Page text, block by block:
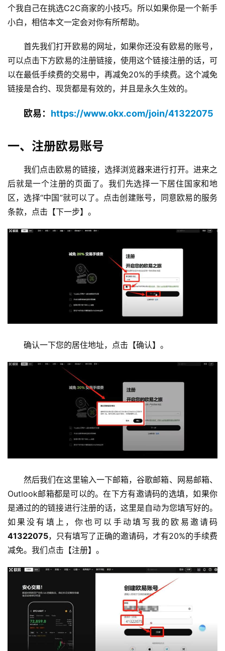
个我自己在挑选C2C商家的小技巧。所以如果你是一个新手
小白，相信本文一定会对你有所帮助。
首先我们打开欧易的网址，如果你还没有欧易的账号，
可以点击下方欧易的注册链接，使用这个链接注册的话，可
以在最低手续费的交易中，再减免20%的手续费。这个减免
链接是合约、现货都是有效的，并且是永久生效的。
欧易： https://www.okx.com/join/41322075
一、注册欧易账号
我们点击欧易的链接，选择浏览器来进行打开。进来之
后就是一个注册的页面了。我们先选择一下居住国家和地
区，选择“中国”就可以了。点击创建账号，同意欧易的服务
条款，点击【下一步】。
确认一下您的居住地址，点击【确认】。
然后我们在这里输入一下邮箱，谷歌邮箱、网易邮箱、
Outlook邮箱都是可以的。在下方有邀请码的选填，如果你
是通过的的链接进行注册的话，这里是自动为您填写好的。
如果没有填上，你也可以手动填写我的欧易邀请码
41322075，只有填写了正确的邀请码，才有20%的手续费
减免。我们点击【注册】。